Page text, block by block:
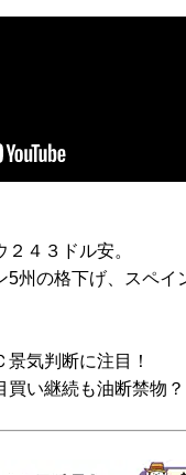
２４３ドル安。
5州の格下げ、スペイ
景気判断に注目！
買い継続も油断禁物？